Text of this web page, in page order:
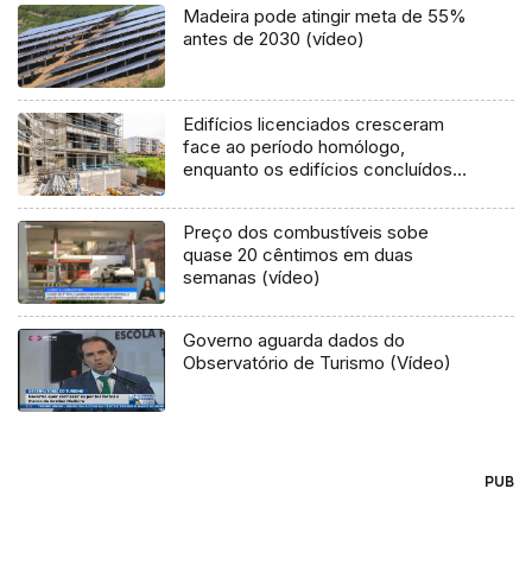
Madeira pode atingir meta de 55%
antes de 2030 (vídeo)
Edifícios licenciados cresceram
face ao período homólogo,
enquanto os edifícios concluídos
Preço dos combustíveis sobe
quase 20 cêntimos em duas
semanas (vídeo)
Governo aguarda dados do
Observatório de Turismo (Vídeo)
PUB